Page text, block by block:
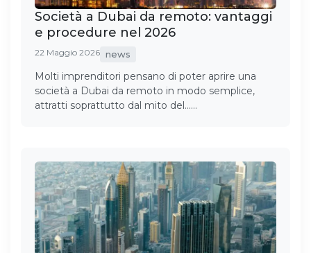
Società a Dubai da remoto: vantaggi
e procedure nel 2026
22 Maggio 2026 news
Molti imprenditori pensano di poter aprire una
società a Dubai da remoto in modo semplice,
attratti soprattutto dal mito del……